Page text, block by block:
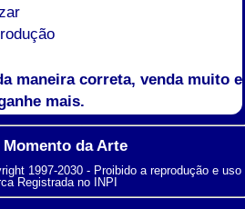
maneira correta, venda muito e
mais.
da Arte
1997-2030 - Proibido a reprodução e uso
Registrada no INPI